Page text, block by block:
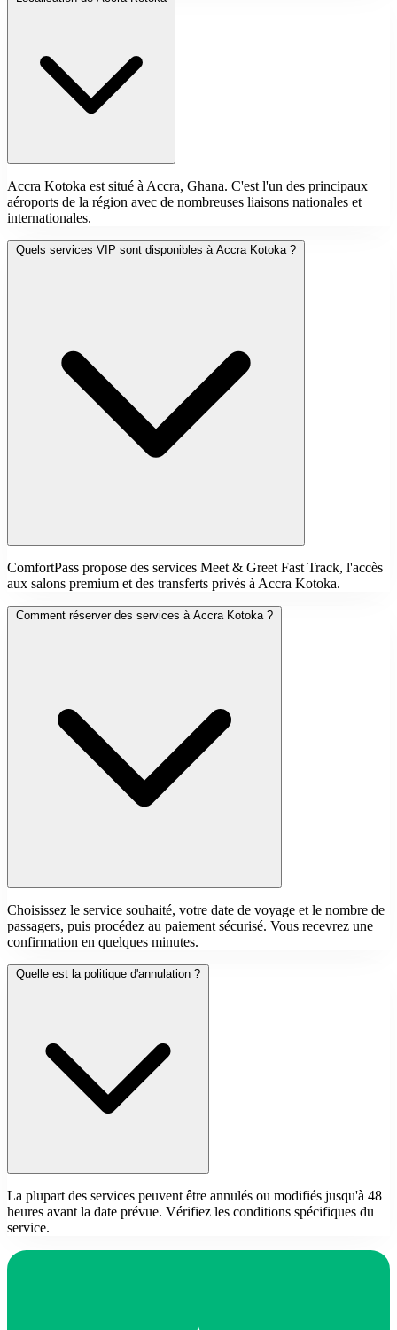
Accra Kotoka est situé à Accra, Ghana. C'est l'un des principaux
aéroports de la région avec de nombreuses liaisons nationales et
internationales.
Quels services VIP sont disponibles à Accra Kotoka ?
ComfortPass propose des services Meet & Greet Fast Track, l'accès
aux salons premium et des transferts privés à Accra Kotoka.
Comment réserver des services à Accra Kotoka ?
Choisissez le service souhaité, votre date de voyage et le nombre de
passagers, puis procédez au paiement sécurisé. Vous recevrez une
confirmation en quelques minutes.
Quelle est la politique d'annulation ?
La plupart des services peuvent être annulés ou modifiés jusqu'à 48
heures avant la date prévue. Vérifiez les conditions spécifiques du
service.